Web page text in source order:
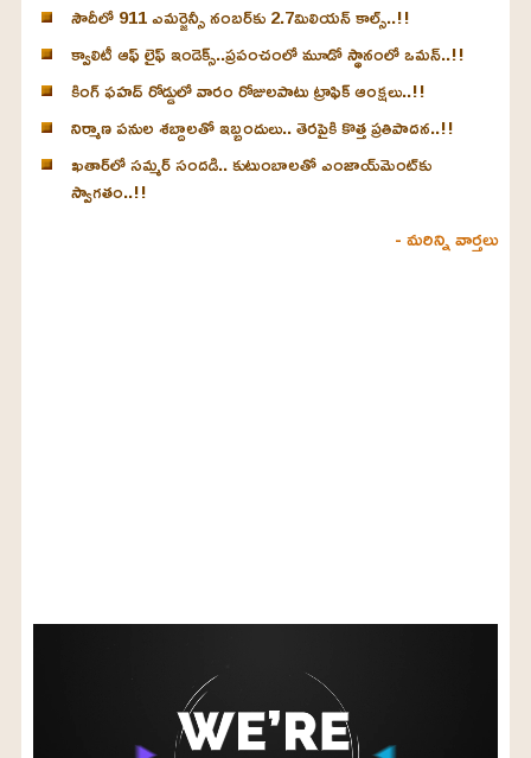
సౌదీలో 911 ఎమర్జెన్సీ నంబర్‌కు 2.7మిలియన్ కాల్స్..!!
క్వాలిటీ ఆఫ్ లైఫ్ ఇండెక్స్‌..ప్రపంచంలో మూడో స్థానంలో ఒమన్..!!
కింగ్ ఫహద్ రోడ్డులో వారం రోజులపాటు ట్రాఫిక్ ఆంక్షలు..!!
నిర్మాణ పనుల శబ్దాలతో ఇబ్బందులు.. తెరపైకి కొత్త ప్రతిపాదన..!!
ఖతార్‌లో సమ్మర్ సందడి.. కుటుంబాలతో ఎంజాయ్‌మెంట్‌కు
స్వాగతం..!!
- మరిన్ని వార్తలు